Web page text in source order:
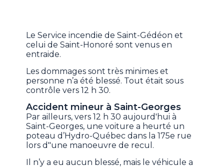
Le Service incendie de Saint-Gédéon et
celui de Saint-Honoré sont venus en
entraide.
Les dommages sont très minimes et
personne n’a été blessé. Tout était sous
contrôle vers 12 h 30.
Accident mineur à Saint-Georges
Par ailleurs, vers 12 h 30 aujourd'hui à
Saint-Georges, une voiture a heurté un
poteau d’Hydro-Québec dans la 175e rue
lors d"une manoeuvre de recul.
Il n’y a eu aucun blessé, mais le véhicule a